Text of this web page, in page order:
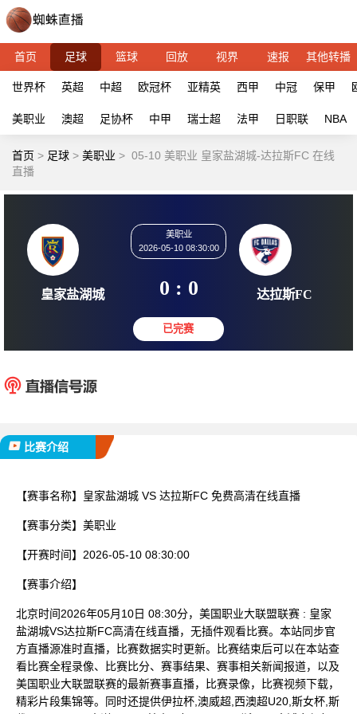
首页 足球 篮球 回放 视界 速报 其他转播
世界杯 英超 中超 欧冠杯 亚精英 西甲 中冠 保甲
美职业 澳超 足协杯 中甲 瑞士超 法甲 日职联 NBA
首页 > 足球 > 美职业 > 05-10 美职业 皇家盐湖城-达拉斯FC 在线
直播
2026-05-10 08:30:00
0 : 0
比赛介绍
【赛事名称】 皇家盐湖城 VS 达拉斯FC 免费高清在线直播
【赛事分类】 美职业
【开赛时间】 2026-05-10 08:30:00
【赛事介绍】
北京时间2026年05月10日 08:30分，美国职业大联盟联赛 : 皇家
盐湖城VS达拉斯FC高清在线直播，无插件观看比赛。本站同步官
方直播源准时直播，比赛数据实时更新。比赛结束后可以在本站查
看比赛全程录像、比赛比分、赛事结果、赛事相关新闻报道，以及
美国职业大联盟联赛的最新赛事直播，比赛录像，比赛视频下载，
精彩片段集锦等。同时还提供伊拉杯,澳威超,西澳超U20,斯女杯,斯